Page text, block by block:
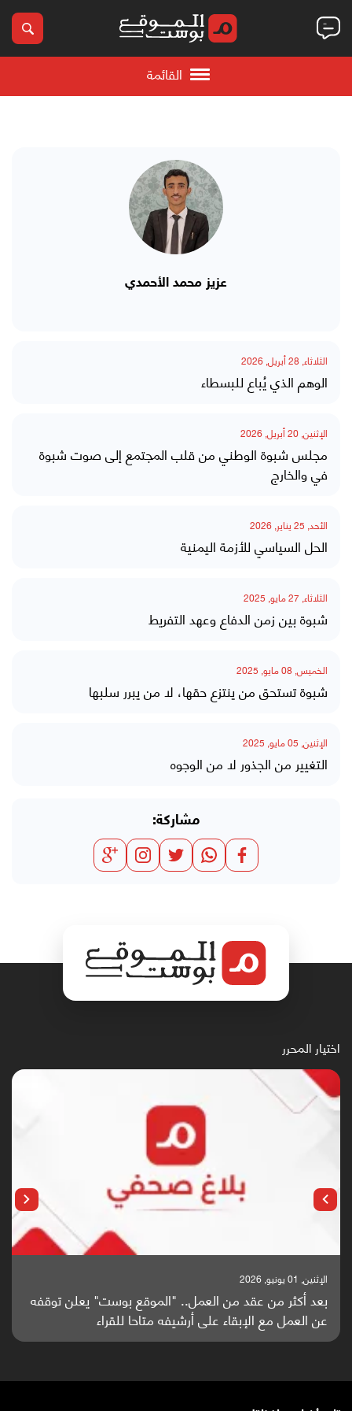
القائمة
عزيز محمد الأحمدي
الثلاثاء, 28 أبريل, 2026
الوهم الذي يُباع للبسطاء
الإثنين, 20 أبريل, 2026
مجلس شبوة الوطني من قلب المجتمع إلى صوت شبوة
في والخارج
الأحد, 25 يناير, 2026
الحل السياسي للأزمة اليمنية
الثلاثاء, 27 مايو, 2025
شبوة بين زمن الدفاع وعهد التفريط
الخميس, 08 مايو, 2025
شبوة تستحق من ينتزع حقها، لا من يبرر سلبها
الإثنين, 05 مايو, 2025
التغيير من الجذور لا من الوجوه
مشاركة:
اختيار المحرر
الإثنين, 01 يونيو, 2026
بعد أكثر من عقد من العمل.. "الموقع بوست" يعلن توقفه
عن العمل مع الإبقاء على أرشيفه متاحا للقراء